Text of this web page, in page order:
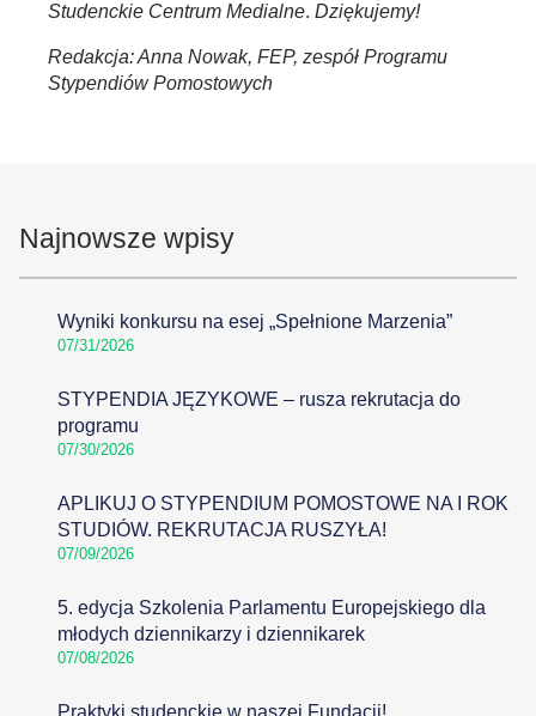
Studenckie Centrum Medialne. Dziękujemy!
Redakcja: Anna Nowak, FEP, zespół Programu
Stypendiów Pomostowych
Najnowsze wpisy
Wyniki konkursu na esej „Spełnione Marzenia”
07/31/2026
STYPENDIA JĘZYKOWE – rusza rekrutacja do
programu
07/30/2026
APLIKUJ O STYPENDIUM POMOSTOWE NA I ROK
STUDIÓW. REKRUTACJA RUSZYŁA!
07/09/2026
5. edycja Szkolenia Parlamentu Europejskiego dla
młodych dziennikarzy i dziennikarek
07/08/2026
Praktyki studenckie w naszej Fundacji!